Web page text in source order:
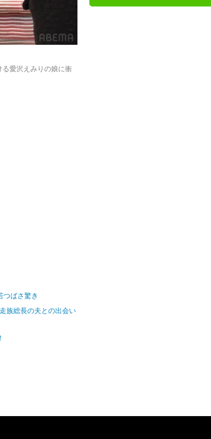
る愛沢えみりの娘に衝
つばさ驚き
族総長の夫との出会い